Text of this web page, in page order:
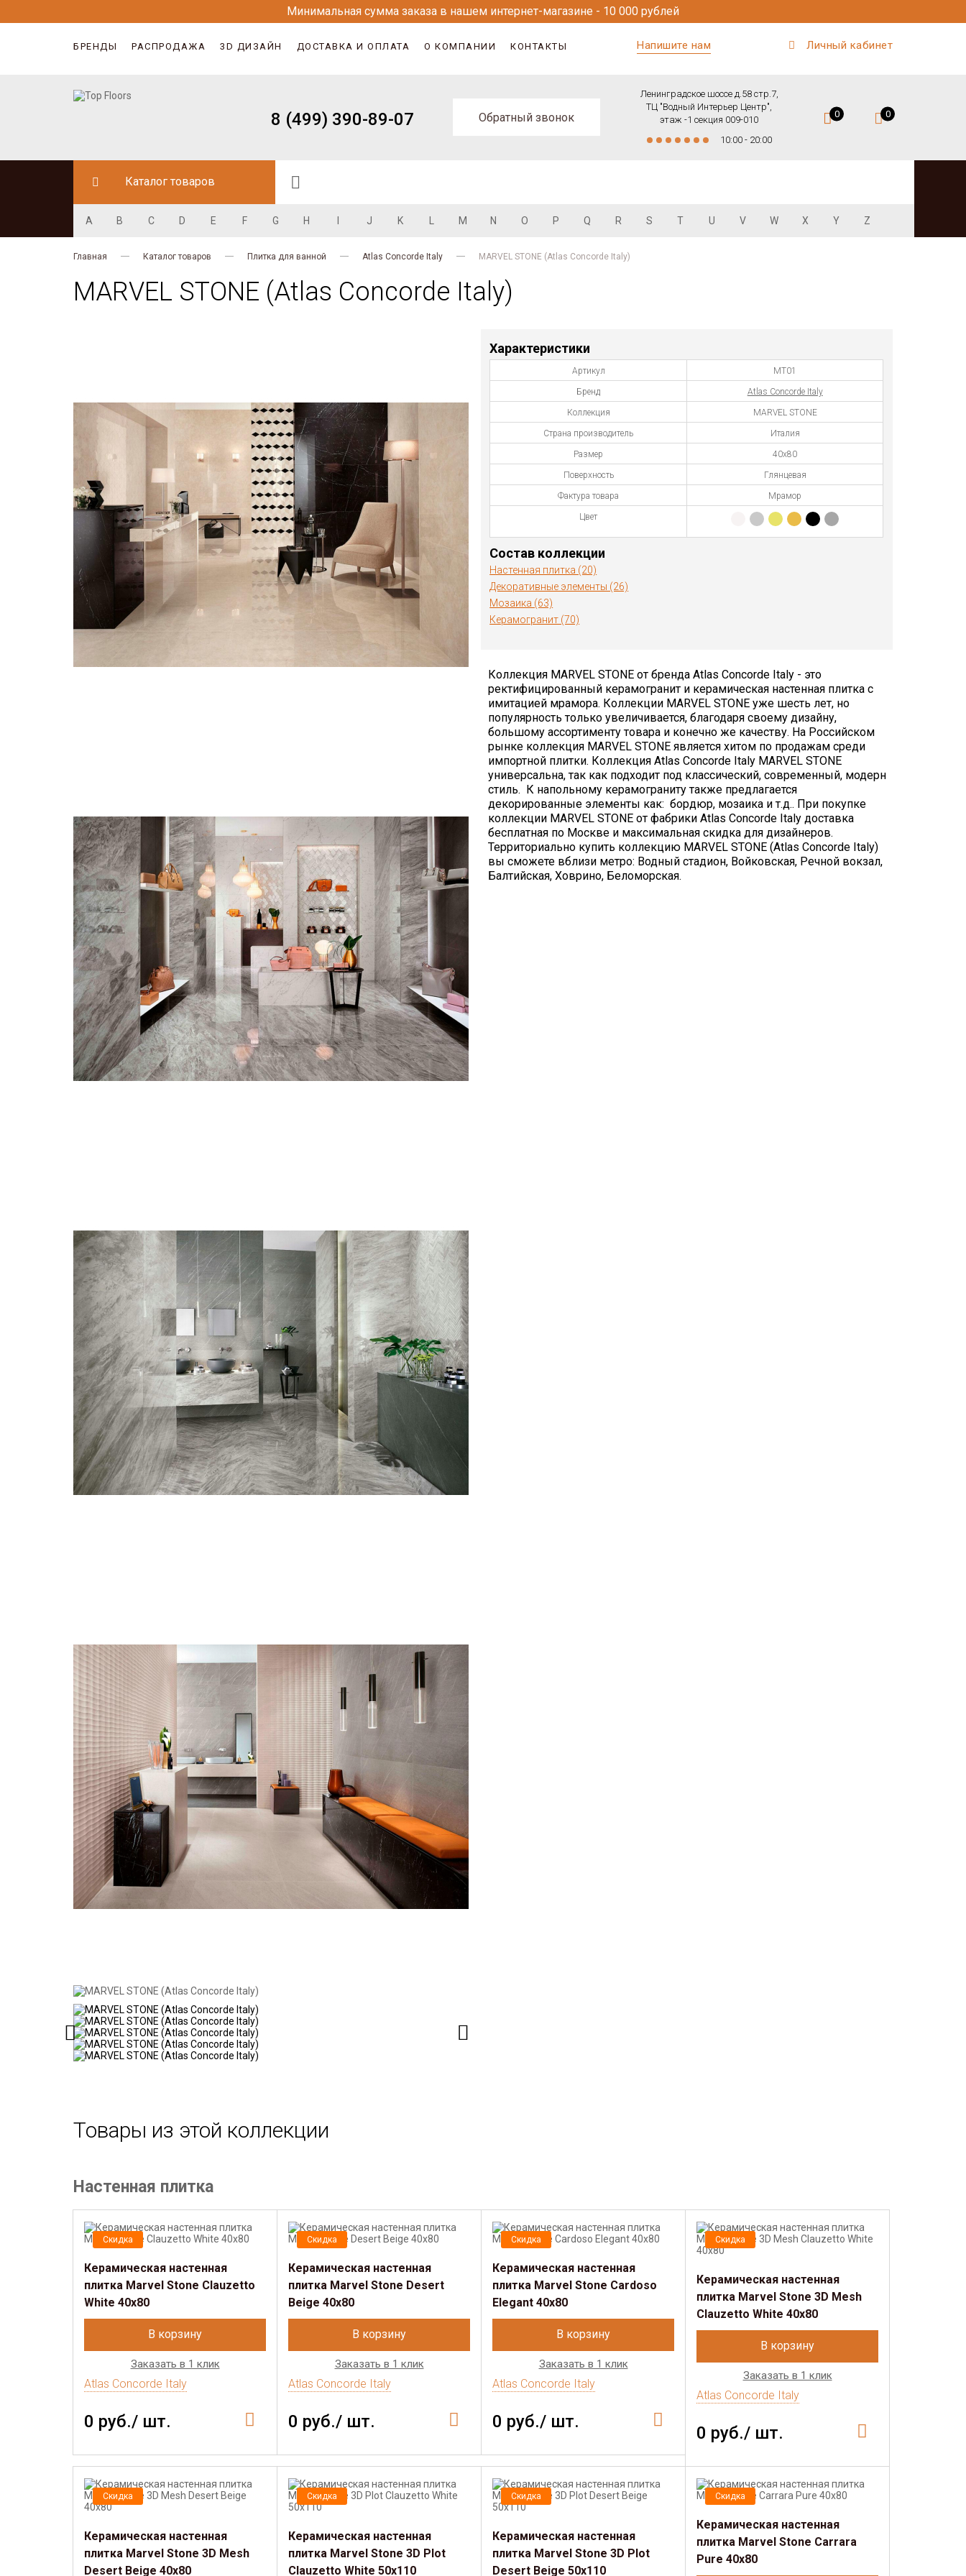
Минимальная сумма заказа в нашем интернет-магазине - 10 000 рублей
БРЕНДЫ РАСПРОДАЖА 3D ДИЗАЙН ДОСТАВКА И ОПЛАТА О КОМПАНИИ КОНТАКТЫ Напишите нам Личный кабинет
8 (499) 390-89-07 Обратный звонок
Ленинградское шоссе д.58 стр.7,
ТЦ "Водный Интерьер Центр",
этаж -1 секция 009-010
10:00 - 20:00
0 0
Каталог товаров
A B C D E F G H J K M N O P Q R S T U V W X Y Z
Главная Каталог товаров Плитка для ванной Atlas Concorde Italy MARVEL STONE (Atlas Concorde Italy)
MARVEL STONE (Atlas Concorde Italy)
Характеристики
Артикул MT01
Бренд Atlas Concorde Italy
Коллекция MARVEL STONE
Страна производитель Италия
Размер 40x80
Поверхность Глянцевая
Фактура товара Мрамор
Цвет
Состав коллекции
Настенная плитка (20)
Декоративные элементы (26)
Мозаика (63)
Керамогранит (70)
Коллекция MARVEL STONE от бренда Atlas Concorde Italy - это
ректифицированный керамогранит и керамическая настенная плитка с
имитацией мрамора. Коллекции MARVEL STONE уже шесть лет, но
популярность только увеличивается, благодаря своему дизайну,
большому ассортименту товара и конечно же качеству. На Российском
рынке коллекция MARVEL STONE является хитом по продажам среди
импортной плитки. Коллекция Atlas Concorde Italy MARVEL STONE
универсальна, так как подходит под классический, современный, модерн
стиль. К напольному керамограниту также предлагается
декорированные элементы как: бордюр, мозаика и т.д.. При покупке
коллекции MARVEL STONE от фабрики Atlas Concorde Italy доставка
бесплатная по Москве и максимальная скидка для дизайнеров.
Территориально купить коллекцию MARVEL STONE (Atlas Concorde Italy)
вы сможете вблизи метро: Водный стадион, Войковская, Речной вокзал,
Балтийская, Ховрино, Беломорская.
Товары из этой коллекции
Настенная плитка
Скидка
Керамическая настенная
плитка Marvel Stone Clauzetto
White 40х80
В корзину
Заказать в 1 клик
Atlas Concorde Italy
0 руб./ шт.
Скидка
Керамическая настенная
плитка Marvel Stone Desert
Beige 40х80
В корзину
Заказать в 1 клик
Atlas Concorde Italy
0 руб./ шт.
Скидка
Керамическая настенная
плитка Marvel Stone Cardoso
Elegant 40х80
В корзину
Заказать в 1 клик
Atlas Concorde Italy
0 руб./ шт.
Скидка
Керамическая настенная
плитка Marvel Stone 3D Mesh
Clauzetto White 40х80
В корзину
Заказать в 1 клик
Atlas Concorde Italy
0 руб./ шт.
Скидка
Керамическая настенная
плитка Marvel Stone 3D Mesh
Desert Beige 40х80
Скидка
Керамическая настенная
плитка Marvel Stone 3D Plot
Clauzetto White 50x110
Скидка
Керамическая настенная
плитка Marvel Stone 3D Plot
Desert Beige 50x110
Скидка
Керамическая настенная
плитка Marvel Stone Carrara
Pure 40x80